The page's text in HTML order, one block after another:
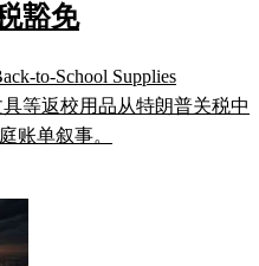
豁免
to-School Supplies
等返校用品从特朗普关税中
账单叙事。